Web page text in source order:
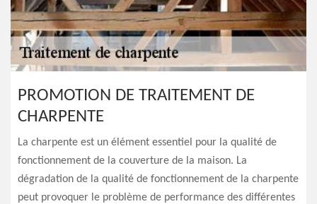
PROMOTION DE TRAITEMENT DE
CHARPENTE
La charpente est un élément essentiel pour la qualité de
fonctionnement de la couverture de la maison. La
dégradation de la qualité de fonctionnement de la charpente
peut provoquer le problème de performance des différentes